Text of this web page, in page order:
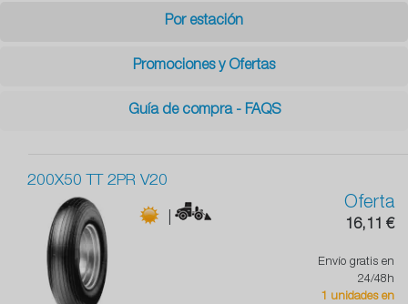
Por estación
Promociones y Ofertas
Guía de compra - FAQS
200X50 TT 2PR V20
|
Oferta
16,11 €
Envío gratis en
24/48h
1 unidades en